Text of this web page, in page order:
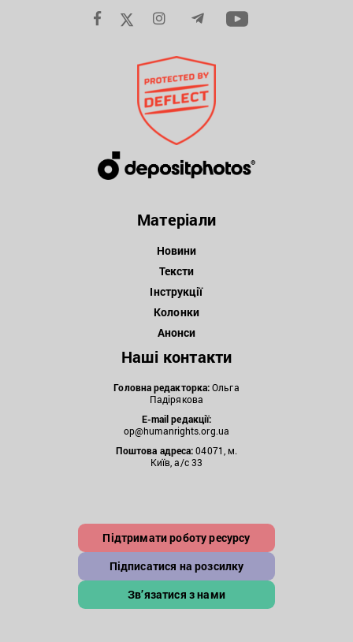
Матеріали
Новини
Тексти
Інструкції
Колонки
Анонси
Наші контакти
Головна редакторка:Ольга
Падірякова
E-mail редакції:
op@humanrights.org.ua
Поштова адреса:04071, м.
Київ, а/с 33
Підтримати роботу ресурсу
Підписатися на розсилку
Зв’язатися з нами